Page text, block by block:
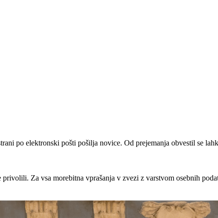
po elektronski pošti pošilja novice. Od prejemanja obvestil se
Za vsa morebitna vprašanja v zvezi z varstvom osebnih